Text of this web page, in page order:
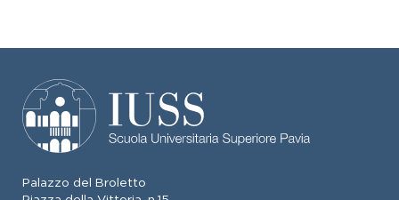
Palazzo del Broletto